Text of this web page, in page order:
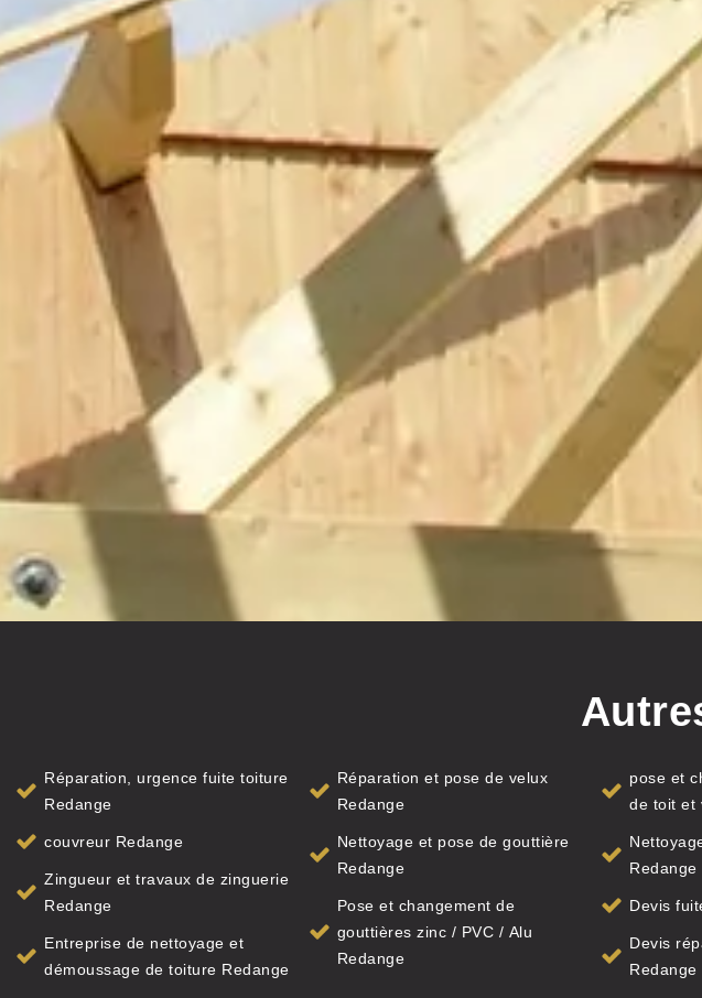
Réparation, urgence fuite toiture
Redange
couvreur Redange
Zingueur et travaux de zinguerie
Redange
Entreprise de nettoyage et
démoussage de toiture Redange
Réparation et pose de velux
Redange
Nettoyage et pose de gouttière
Redange
Pose et changement de
gouttières zinc / PVC / Alu
Redange
pose et
de toit et
Redange
Devis
Devis
Redange